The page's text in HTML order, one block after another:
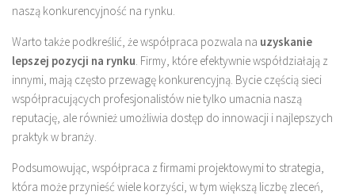
naszą konkurencyjność na rynku.
Warto także podkreślić, że współpraca pozwala na uzyskanie
lepszej pozycji na rynku . Firmy, które efektywnie współdziałają z
innymi, mają często przewagę konkurencyjną. Bycie częścią sieci
współpracujących profesjonalistów nie tylko umacnia naszą
reputację, ale również umożliwia dostęp do innowacji i najlepszych
praktyk w branży.
Podsumowując, współpraca z firmami projektowymi to strategia,
która może przynieść wiele korzyści, w tym większą liczbę zleceń,